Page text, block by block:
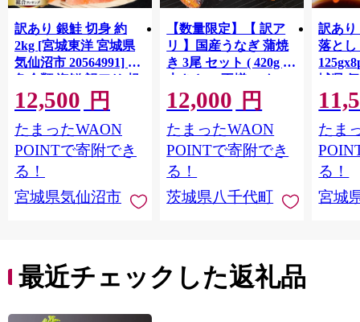
訳あり 銀鮭 切身 約
2kg [宮城東洋 宮城県
気仙沼市 20564991] 鮭
魚介類 海鮮 訳アリ 規
格外 不揃い さけ サケ
鮭切身 シャケ 切り身
冷凍 家庭用 おかず 弁
当 支援 サーモン 銀鮭
切り身 魚 わけあり
12,500 円
たまったWAON
POINTで寄附でき
る！
宮城県気仙沼市
【数量限定】【 訳ア
リ 】国産うなぎ 蒲焼
き 3尾 セット ( 420g )
大きさ の不揃い タ
レ・山椒付き ウナギ
鰻 ふぞろい 不揃い う
な重 ひつまぶし 人気
茨城 八千代町 ふるさ
と納税 冷凍 [SF951ya]
12,000 円
たまったWAON
POINTで寄附でき
る！
茨城県八千代町
訳あり
落とし
城県
お刺し
生 生
鮭 銀
介
たま
る！
宮城
最近チェックした返礼品